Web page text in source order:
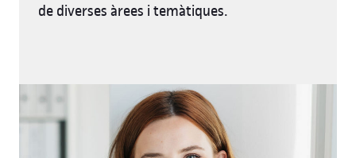
de diverses àrees i temàtiques.